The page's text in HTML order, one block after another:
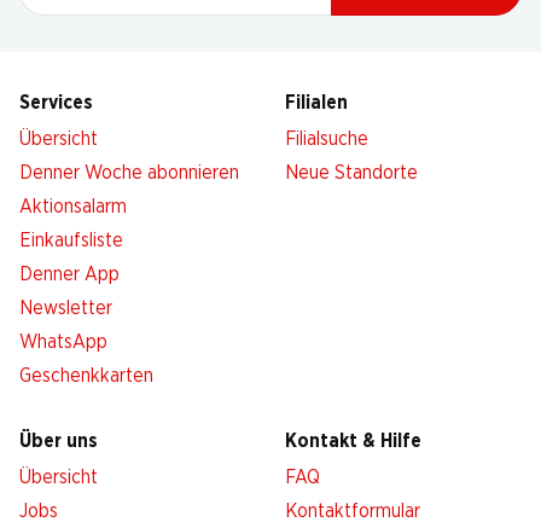
Services
Übersicht
Denner Woche abonnieren
Aktionsalarm
Einkaufsliste
Denner App
Newsletter
WhatsApp
Geschenkkarten
Filialen
Filialsuche
Neue Standorte
Über uns
Übersicht
Jobs
Kontakt & Hilfe
FAQ
Kontaktformular